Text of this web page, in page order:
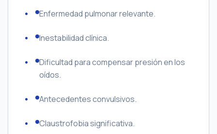
Enfermedad pulmonar relevante.
Inestabilidad clínica.
Dificultad para compensar presión en los
oídos.
Antecedentes convulsivos.
Claustrofobia significativa.